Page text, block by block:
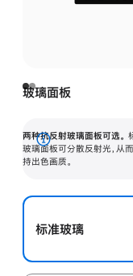
玻璃面板
两种抗反射玻璃面板可选。
玻璃面板可分散反射光，从
持出色画质。
展
开
标准玻璃